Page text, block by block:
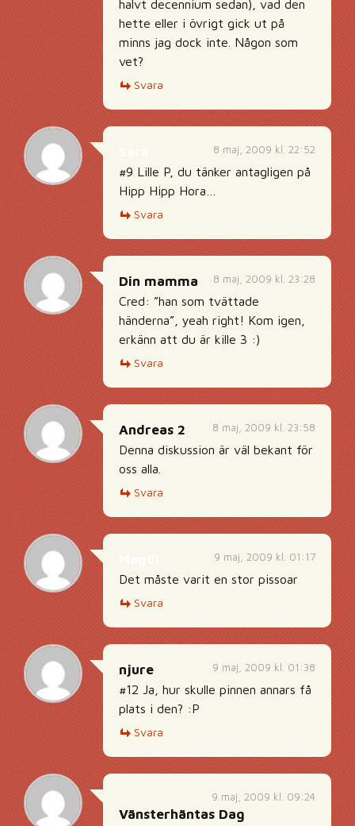
halvt decennium sedan), vad den
hette eller i övrigt gick ut på
minns jag dock inte. Någon som
vet?
Svara
8 maj, 2009 kl. 22:52
#9 Lille P, du tänker antagligen på
Hipp Hipp Hora…
Svara
8 maj, 2009 kl. 23:28
Din mamma
Cred: ”han som tvättade
händerna”, yeah right! Kom igen,
erkänn att du är kille 3 :)
Svara
8 maj, 2009 kl. 23:58
Andreas 2
Denna diskussion är väl bekant för
oss alla.
Svara
9 maj, 2009 kl. 01:17
Det måste varit en stor pissoar
Svara
9 maj, 2009 kl. 01:38
njure
#12 Ja, hur skulle pinnen annars få
plats i den? :P
Svara
9 maj, 2009 kl. 09:24
Vänsterhäntas Dag